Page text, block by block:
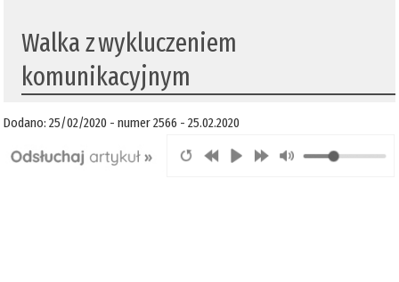
Walka z wykluczeniem
komunikacyjnym
Dodano: 25/02/2020 - numer 2566 - 25.02.2020